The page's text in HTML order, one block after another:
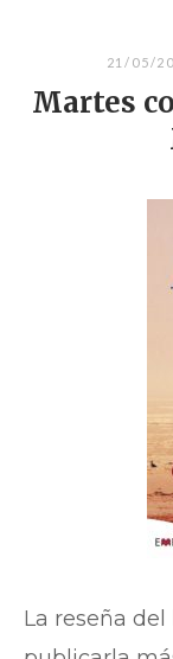
21/05/
Martes
La reseña